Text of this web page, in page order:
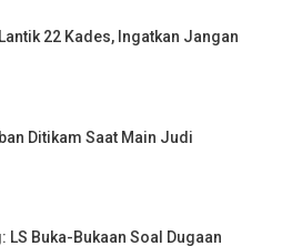
22 Kades, Ingatkan Jangan
Ditikam Saat Main Judi
LS Buka-Bukaan Soal Dugaan